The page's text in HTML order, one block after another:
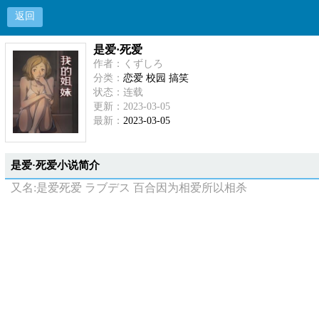
返回
是爱·死爱
作者：くずしろ
分类： 恋爱 校园 搞笑
状态：连载
更新：2023-03-05
最新： 2023-03-05
是爱·死爱小说简介
又名:是爱死爱 ラブデス 百合因为相爱所以相杀